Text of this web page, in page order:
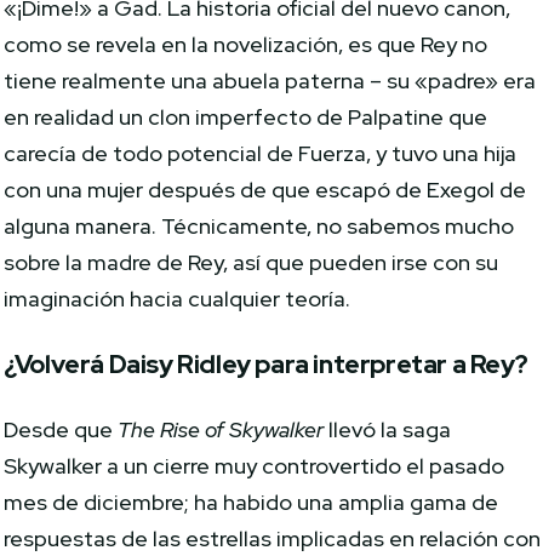
«¡Dime!» a Gad. La historia oficial del nuevo canon,
como se revela en la novelización, es que Rey no
tiene realmente una abuela paterna – su «padre» era
en realidad un clon imperfecto de Palpatine que
carecía de todo potencial de Fuerza, y tuvo una hija
con una mujer después de que escapó de Exegol de
alguna manera. Técnicamente, no sabemos mucho
sobre la madre de Rey, así que pueden irse con su
imaginación hacia cualquier teoría.
¿Volverá Daisy Ridley para interpretar a Rey?
Desde que The Rise of Skywalkerllevó la saga
Skywalker a un cierre muy controvertido el pasado
mes de diciembre; ha habido una amplia gama de
respuestas de las estrellas implicadas en relación con